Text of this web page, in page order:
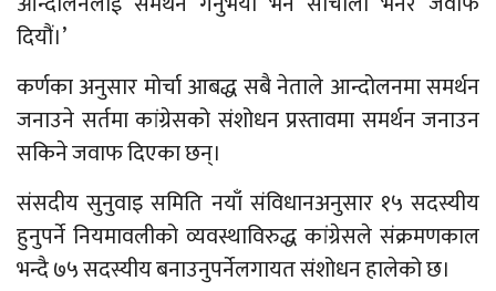
दियौं।’
कर्णका अनुसार मोर्चा आबद्ध सबै नेताले आन्दोलनमा समर्थन
जनाउने सर्तमा कांग्रेसको संशोधन प्रस्तावमा समर्थन जनाउन
सकिने जवाफ दिएका छन्।
संसदीय सुनुवाइ समिति नयाँ संविधानअनुसार १५ सदस्यीय
हुनुपर्ने नियमावलीको व्यवस्थाविरुद्ध कांग्रेसले संक्रमणकाल
भन्दै ७५ सदस्यीय बनाउनुपर्नेलगायत संशोधन हालेको छ।